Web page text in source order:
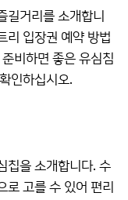
길거리를 소개합니
리 입장권 예약 방법
비하면 좋은 유심침
인하십시오.
칩을 소개합니다. 수
로 고를 수 있어 편리